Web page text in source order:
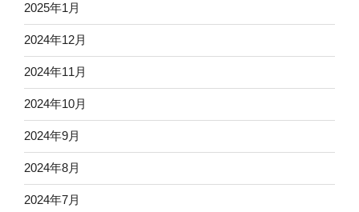
2025年1月
2024年12月
2024年11月
2024年10月
2024年9月
2024年8月
2024年7月